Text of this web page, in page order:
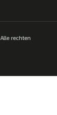
rechten